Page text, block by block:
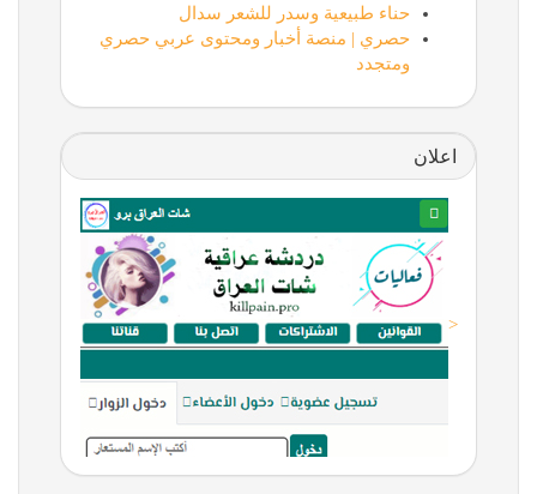
حناء طبيعية وسدر للشعر سدال
حصري | منصة أخبار ومحتوى عربي حصري
ومتجدد
اعلان
<